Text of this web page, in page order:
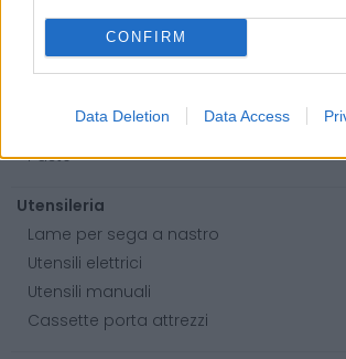
CONFIRM
Data Deletion Data Access
Adblue
Bombolette spray
Detergente mani
Paste
Utensileria
Lame per sega a nastro
Utensili elettrici
Utensili manuali
Cassette porta attrezzi